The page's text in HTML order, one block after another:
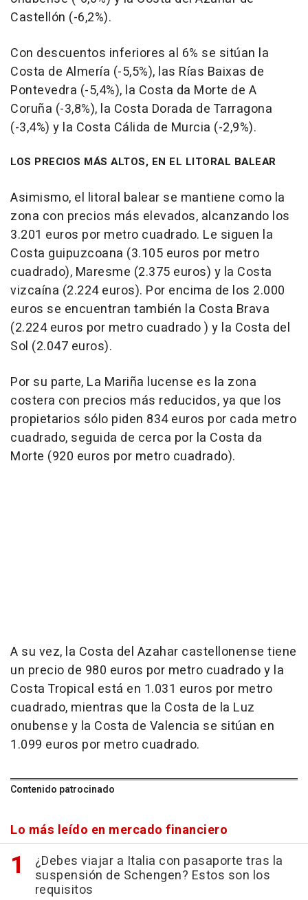
Castellón (-6,2%).
Con descuentos inferiores al 6% se sitúan la
Costa de Almería (-5,5%), las Rías Baixas de
Pontevedra (-5,4%), la Costa da Morte de A
Coruña (-3,8%), la Costa Dorada de Tarragona
(-3,4%) y la Costa Cálida de Murcia (-2,9%).
LOS PRECIOS MÁS ALTOS, EN EL LITORAL BALEAR
Asimismo, el litoral balear se mantiene como la
zona con precios más elevados, alcanzando los
3.201 euros por metro cuadrado. Le siguen la
Costa guipuzcoana (3.105 euros por metro
cuadrado), Maresme (2.375 euros) y la Costa
vizcaína (2.224 euros). Por encima de los 2.000
euros se encuentran también la Costa Brava
(2.224 euros por metro cuadrado ) y la Costa del
Sol (2.047 euros).
Por su parte, La Mariña lucense es la zona
costera con precios más reducidos, ya que los
propietarios sólo piden 834 euros por cada metro
cuadrado, seguida de cerca por la Costa da
Morte (920 euros por metro cuadrado).
A su vez, la Costa del Azahar castellonense tiene
un precio de 980 euros por metro cuadrado y la
Costa Tropical está en 1.031 euros por metro
cuadrado, mientras que la Costa de la Luz
onubense y la Costa de Valencia se sitúan en
1.099 euros por metro cuadrado.
Contenido patrocinado
Lo más leído en mercado financiero
¿Debes viajar a Italia con pasaporte tras la
suspensión de Schengen? Estos son los
requisitos